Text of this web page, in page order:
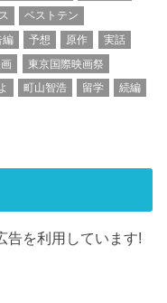
ベストテン
編 予想 原作
実話
東京国際映画祭
町山智浩 留学
続編
告を利用しています!